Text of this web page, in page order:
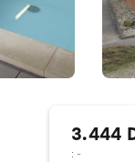
3.444
: -